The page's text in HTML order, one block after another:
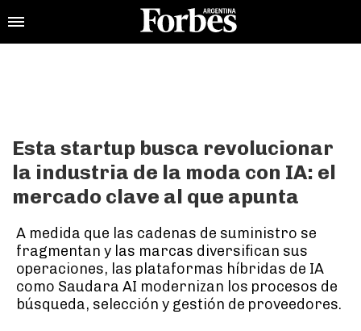
Esta startup busca revolucionar
la industria de la moda con IA: el
mercado clave al que apunta
A medida que las cadenas de suministro se
fragmentan y las marcas diversifican sus
operaciones, las plataformas híbridas de IA
como Saudara AI modernizan los procesos de
búsqueda, selección y gestión de proveedores.